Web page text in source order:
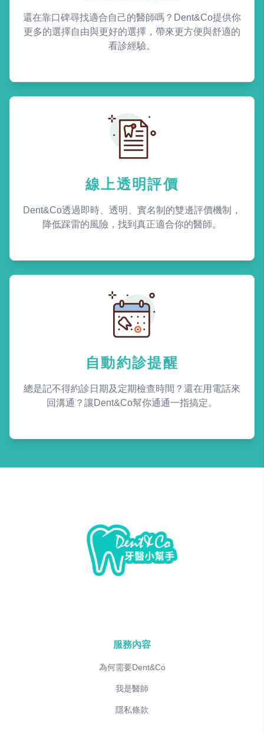
還在靠口碑尋找適合自己的醫師嗎？Dent&Co提供你
更多的選擇自由與更好的選擇，帶來更方便與舒適的
看診經驗。
線上透明評價
Dent&Co透過即時、透明、實名制的雙邊評價機制，
降低踩雷的風險，找到真正適合你的醫師。
自動約診提醒
總是記不得約診日期及定期檢查時間？還在用電話來
回溝通？讓Dent&Co幫你通通一指搞定。
服務內容
為何需要Dent&Co
我是醫師
隱私條款